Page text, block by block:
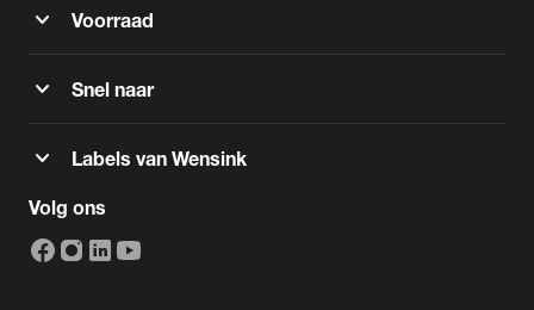
expand_more Voorraad
expand_more Snel naar
expand_more Labels van Wensink
Volg ons